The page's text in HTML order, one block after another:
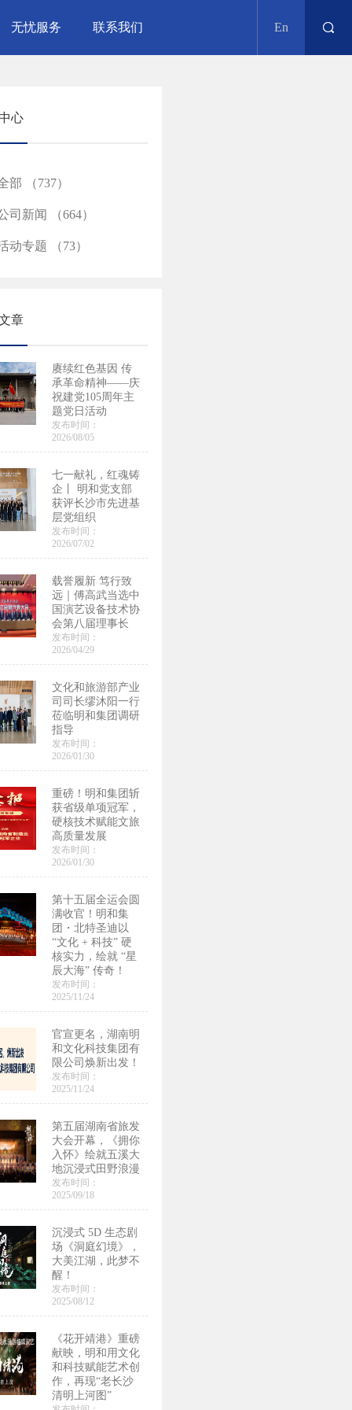
无忧服务 联系我们 En
心
部 （737）
司新闻 （664）
动专题 （73）
章
赓续红色基因 传
承革命精神——庆
祝建党105周年主
题党日活动
发布时间：
2026/08/05
七一献礼，红魂铸
企丨 明和党支部
获评长沙市先进基
层党组织
发布时间：
2026/07/02
载誉履新 笃行致
远｜傅高武当选中
国演艺设备技术协
会第八届理事长
发布时间：
2026/04/29
文化和旅游部产业
司司长缪沐阳一行
莅临明和集团调研
指导
发布时间：
2026/01/30
重磅！明和集团斩
获省级单项冠军，
硬核技术赋能文旅
高质量发展
发布时间：
2026/01/30
第十五届全运会圆
满收官！明和集
团・北特圣迪以
“文化 + 科技” 硬
核实力，绘就 “星
辰大海” 传奇！
发布时间：
2025/11/24
官宣更名，湖南明
和文化科技集团有
限公司焕新出发！
发布时间：
2025/11/24
第五届湖南省旅发
大会开幕，《拥你
入怀》绘就五溪大
地沉浸式田野浪漫
发布时间：
2025/09/18
沉浸式 5D 生态剧
场《洞庭幻境》，
大美江湖，此梦不
醒！
发布时间：
2025/08/12
《花开靖港》重磅
献映，明和用文化
和科技赋能艺术创
作，再现“老长沙
清明上河图”